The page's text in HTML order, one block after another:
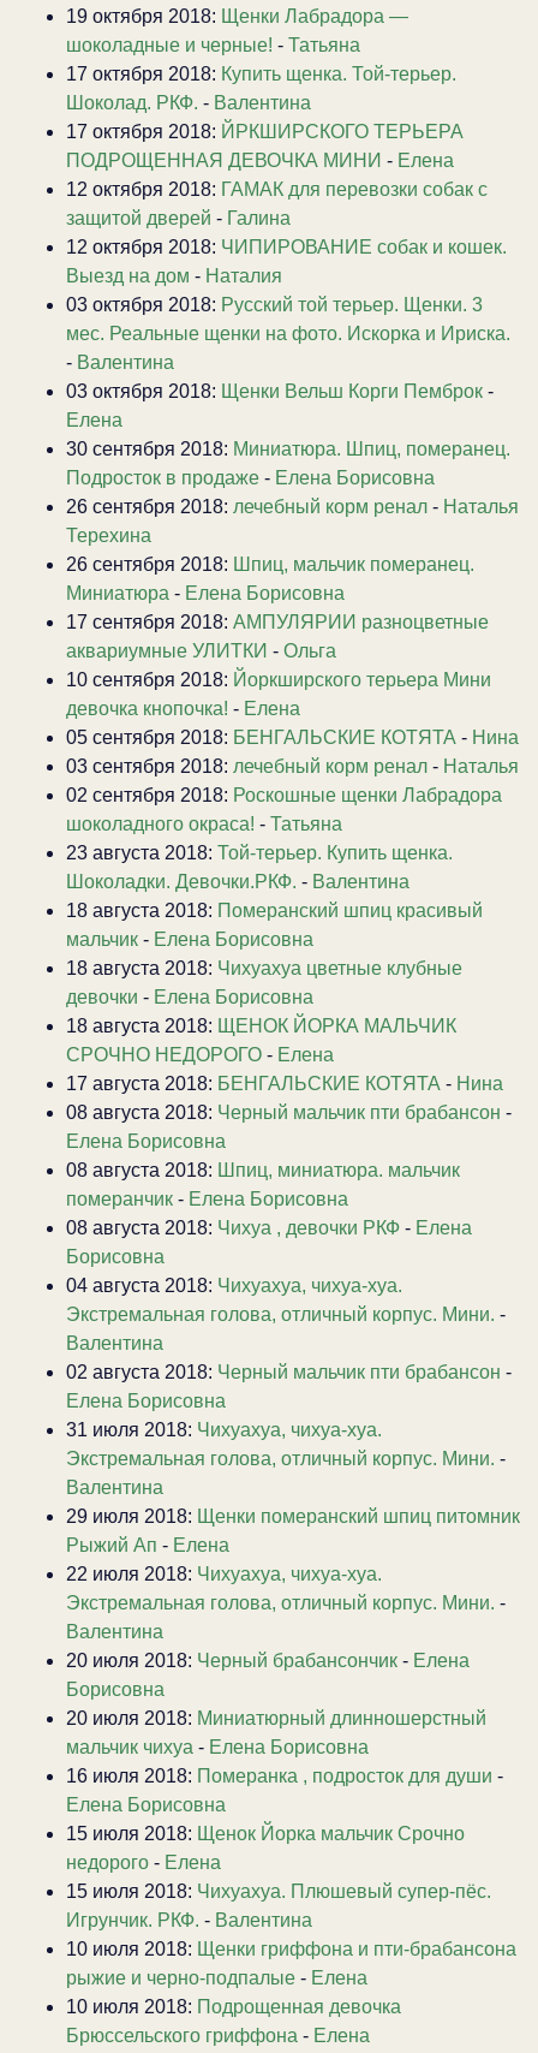
19 октября 2018: Щенки Лабрадора —
шоколадные и черные! - Татьяна
17 октября 2018: Купить щенка. Той-терьер.
Шоколад. РКФ. - Валентина
17 октября 2018: ЙРКШИРСКОГО ТЕРЬЕРА
ПОДРОЩЕННАЯ ДЕВОЧКА МИНИ - Елена
12 октября 2018: ГАМАК для перевозки собак с
защитой дверей - Галина
12 октября 2018: ЧИПИРОВАНИЕ собак и кошек.
Выезд на дом - Наталия
03 октября 2018: Русский той терьер. Щенки. 3
мес. Реальные щенки на фото. Искорка и Ириска.
- Валентина
03 октября 2018: Щенки Вельш Корги Пемброк -
Елена
30 сентября 2018: Миниатюра. Шпиц, померанец.
Подросток в продаже - Елена Борисовна
26 сентября 2018: лечебный корм ренал - Наталья
Терехина
26 сентября 2018: Шпиц, мальчик померанец.
Миниатюра - Елена Борисовна
17 сентября 2018: АМПУЛЯРИИ разноцветные
аквариумные УЛИТКИ - Ольга
10 сентября 2018: Йоркширского терьера Мини
девочка кнопочка! - Елена
05 сентября 2018: БЕНГАЛЬСКИЕ КОТЯТА - Нина
03 сентября 2018: лечебный корм ренал - Наталья
02 сентября 2018: Роскошные щенки Лабрадора
шоколадного окраса! - Татьяна
23 августа 2018: Той-терьер. Купить щенка.
Шоколадки. Девочки.РКФ. - Валентина
18 августа 2018: Померанский шпиц красивый
мальчик - Елена Борисовна
18 августа 2018: Чихуахуа цветные клубные
девочки - Елена Борисовна
18 августа 2018: ЩЕНОК ЙОРКА МАЛЬЧИК
СРОЧНО НЕДОРОГО - Елена
17 августа 2018: БЕНГАЛЬСКИЕ КОТЯТА - Нина
08 августа 2018: Черный мальчик пти брабансон -
Елена Борисовна
08 августа 2018: Шпиц, миниатюра. мальчик
померанчик - Елена Борисовна
08 августа 2018: Чихуа , девочки РКФ - Елена
Борисовна
04 августа 2018: Чихуахуа, чихуа-хуа.
Экстремальная голова, отличный корпус. Мини. -
Валентина
02 августа 2018: Черный мальчик пти брабансон -
Елена Борисовна
31 июля 2018: Чихуахуа, чихуа-хуа.
Экстремальная голова, отличный корпус. Мини. -
Валентина
29 июля 2018: Щенки померанский шпиц питомник
Рыжий Ап - Елена
22 июля 2018: Чихуахуа, чихуа-хуа.
Экстремальная голова, отличный корпус. Мини. -
Валентина
20 июля 2018: Черный брабансончик - Елена
Борисовна
20 июля 2018: Миниатюрный длинношерстный
мальчик чихуа - Елена Борисовна
16 июля 2018: Померанка , подросток для души -
Елена Борисовна
15 июля 2018: Щенок Йорка мальчик Срочно
недорого - Елена
15 июля 2018: Чихуахуа. Плюшевый супер-пёс.
Игрунчик. РКФ. - Валентина
10 июля 2018: Щенки гриффона и пти-брабансона
рыжие и черно-подпалые - Елена
10 июля 2018: Подрощенная девочка
Брюссельского гриффона - Елена